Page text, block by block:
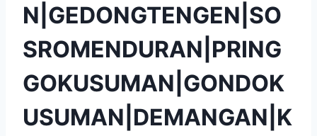
N|GEDONGTENGEN|SO
SROMENDURAN|PRING
GOKUSUMAN|GONDOK
USUMAN|DEMANGAN|K